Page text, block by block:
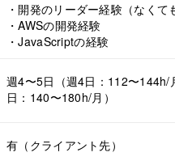
・開発のリーダー経験（なくて
・AWSの開発経験
・JavaScriptの経験
週4〜5日（週4日：112〜144h/
日：140〜180h/月）
有（クライアント先）